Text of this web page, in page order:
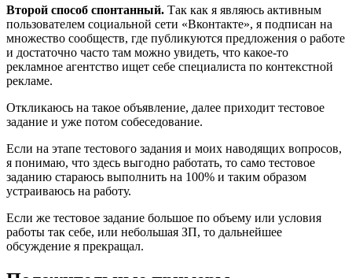
Второй способ спонтанный. Так как я являюсь активным
пользователем социальной сети «Вконтакте», я подписан на
множество сообществ, где публикуются предложения о работе
и достаточно часто там можно увидеть, что какое-то
рекламное агентство ищет себе специалиста по контекстной
рекламе.
Откликаюсь на такое объявление, далее приходит тестовое
задание и уже потом собеседование.
Если на этапе тестового задания и моих наводящих вопросов,
я понимаю, что здесь выгодно работать, то само тестовое
заданию стараюсь выполнить на 100% и таким образом
устраиваюсь на работу.
Если же тестовое задание большое по объему или условия
работы так себе, или небольшая ЗП, то дальнейшее
обсуждение я прекращал.